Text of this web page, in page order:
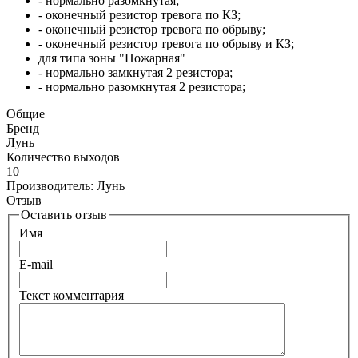
- оконечный резистор тревога по КЗ;
- оконечный резистор тревога по обрыву;
- оконечный резистор тревога по обрыву и КЗ;
для типа зоны "Пожарная"
- нормально замкнутая 2 резистора;
- нормально разомкнутая 2 резистора;
Общие
Бренд
Лунь
Количество выходов
10
Производитель: Лунь
Отзыв
Оставить отзыв
Имя
E-mail
Текст комментария